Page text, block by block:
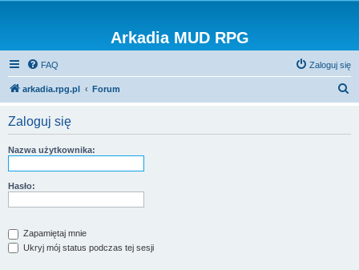
Arkadia MUD RPG
FAQ Zaloguj się
arkadia.rpg.pl Forum
Zaloguj się
Nazwa użytkownika:
Hasło:
Zapamiętaj mnie
Ukryj mój status podczas tej sesji